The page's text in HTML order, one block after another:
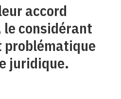
accord
considérant
problématique
juridique.